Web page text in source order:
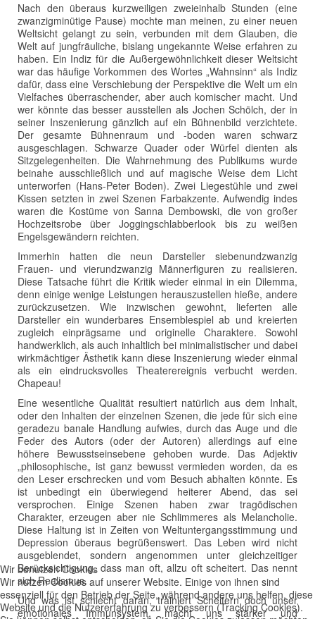
Nach den überaus kurzweiligen zweieinhalb Stunden (eine
zwanzigminütige Pause) mochte man meinen, zu einer neuen
Weltsicht gelangt zu sein, verbunden mit dem Glauben, die
Welt auf jungfräuliche, bislang ungekannte Weise erfahren zu
haben. Ein Indiz für die Außergewöhnlichkeit dieser Weltsicht
war das häufige Vorkommen des Wortes „Wahnsinn“ als Indiz
dafür, dass eine Verschiebung der Perspektive die Welt um ein
Vielfaches überraschender, aber auch komischer macht. Und
wer könnte das besser ausstellen als Jochen Schölch, der in
seiner Inszenierung gänzlich auf ein Bühnenbild verzichtete.
Der gesamte Bühnenraum und -boden waren schwarz
ausgeschlagen. Schwarze Quader oder Würfel dienten als
Sitzgelegenheiten. Die Wahrnehmung des Publikums wurde
beinahe ausschließlich und auf magische Weise dem Licht
unterworfen (Hans-Peter Boden). Zwei Liegestühle und zwei
Kissen setzten in zwei Szenen Farbakzente. Aufwendig indes
waren die Kostüme von Sanna Dembowski, die von großer
Hochzeitsrobe über Joggingschlabberlook bis zu weißen
Engelsgewändern reichten.
Immerhin hatten die neun Darsteller siebenundzwanzig
Frauen- und vierundzwanzig Männerfiguren zu realisieren.
Diese Tatsache führt die Kritik wieder einmal in ein Dilemma,
denn einige wenige Leistungen herauszustellen hieße, andere
zurückzusetzen. Wie inzwischen gewohnt, lieferten alle
Darsteller ein wunderbares Ensemblespiel ab und kreierten
zugleich einprägsame und originelle Charaktere. Sowohl
handwerklich, als auch inhaltlich bei minimalistischer und dabei
wirkmächtiger Ästhetik kann diese Inszenierung wieder einmal
als ein eindrucksvolles Theaterereignis verbucht werden.
Chapeau!
Eine wesentliche Qualität resultiert natürlich aus dem Inhalt,
oder den Inhalten der einzelnen Szenen, die jede für sich eine
geradezu banale Handlung aufwies, durch das Auge und die
Feder des Autors (oder der Autoren) allerdings auf eine
höhere Bewusstseinsebene gehoben wurde. Das Adjektiv
„philosophische„ ist ganz bewusst vermieden worden, da es
den Leser erschrecken und vom Besuch abhalten könnte. Es
ist unbedingt ein überwiegend heiterer Abend, das sei
versprochen. Einige Szenen haben zwar tragödischen
Charakter, erzeugen aber nie Schlimmeres als Melancholie.
Diese Haltung ist in Zeiten von Weltuntergangsstimmung und
Depression überaus begrüßenswert. Das Leben wird nicht
ausgeblendet, sondern angenommen unter gleichzeitiger
Berücksichtigung, dass man oft, allzu oft scheitert. Das nennt
sich Realismus.
Und was ist schlecht daran, trainiert Scheitern doch unser
emotionales Immunsystem, macht uns stärker und
Wir benutzen Cookies
Wir nutzen Cookies auf unserer Website. Einige von ihnen sind
essenziell für den Betrieb der Seite, während andere uns helfen, diese
Website und die Nutzererfahrung zu verbessern (Tracking Cookies).